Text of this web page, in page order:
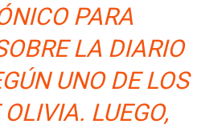
PARA
LA DIARIO
UNO DE LOS
LUEGO,